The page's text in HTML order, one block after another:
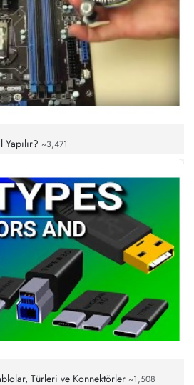
~3,471
Türleri ve Konnektörler ~1,508